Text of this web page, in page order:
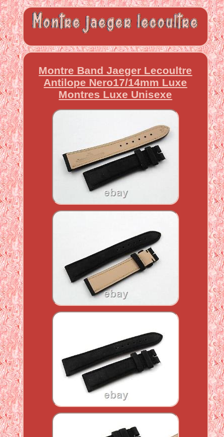
Montre Band Jaeger Lecoultre
Antilope Nero17/14mm Luxe
Montres Luxe Unisexe